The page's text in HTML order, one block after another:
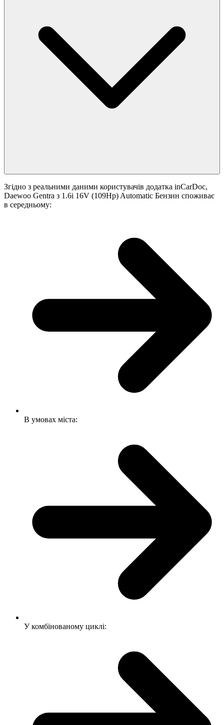
Згідно з реальними даними користувачів додатка inCarDoc,
Daewoo Gentra з 1.6i 16V (109Hp) Automatic Бензин споживає
в середньому:
В умовах міста:
У комбінованому циклі: